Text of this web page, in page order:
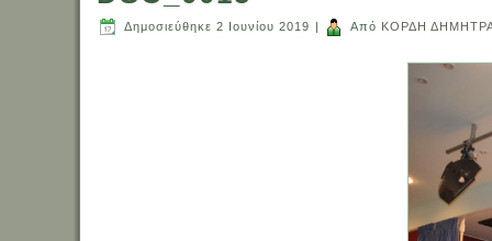
Δημοσιεύθηκε 2 Ιουνίου 2019 | Από ΚΟΡΔΗ